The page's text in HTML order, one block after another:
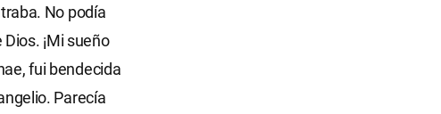
No podía
¡Mi sueño
fui bendecida
Parecía